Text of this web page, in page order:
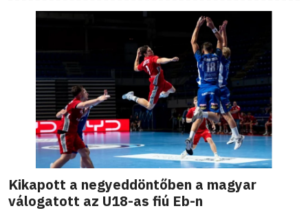
Kikapott a negyeddöntőben a magyar
válogatott az U18-as fiú Eb-n